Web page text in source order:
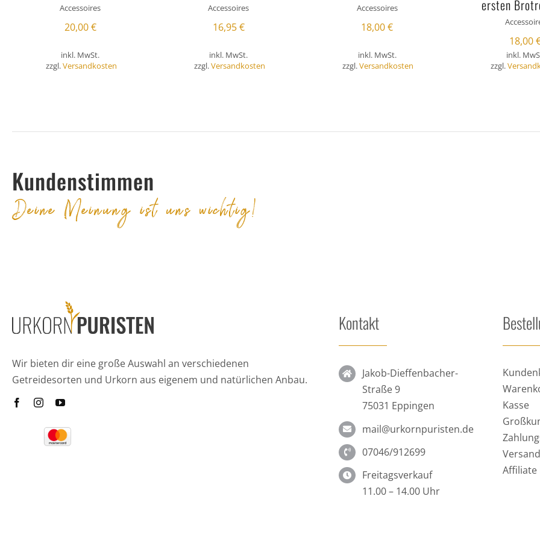
Accessoires
20,00€
inkl. MwSt.
zzgl.Versandkosten
Accessoires
16,95€
inkl. MwSt.
zzgl.Versandkosten
Accessoires
18,00€
inkl. MwSt.
zzgl.Versandkosten
ersten
18,00
inkl.
zzgl.
Kundenstimmen
Deine Meinung ist uns wichtig!
Wir bieten dir eine große Auswahl an verschiedenen
Getreidesorten und Urkorn aus eigenem und natürlichen Anbau.
Kontakt
Jakob-Dieffenbacher-
Straße 9
75031 Eppingen
mail@urkornpuristen.de
07046/912699
Freitagsverkauf
11.00 – 14.00 Uhr
Kasse
Affiliate